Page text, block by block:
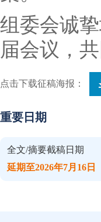
组委会诚
届会议，
点击下载征稿海报：
重要日期
全文/摘要截稿日期
延期至2026年7月16日